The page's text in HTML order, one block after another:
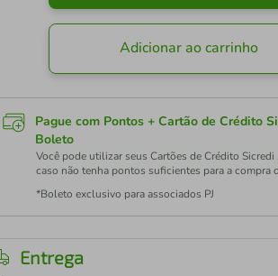
Adicionar ao carrinho
Pague com Pontos + Cartão de Crédito
Boleto
Você pode utilizar seus Cartões de Crédito
caso não tenha pontos suficientes para a compra
*Boleto exclusivo para associados PJ
Entrega